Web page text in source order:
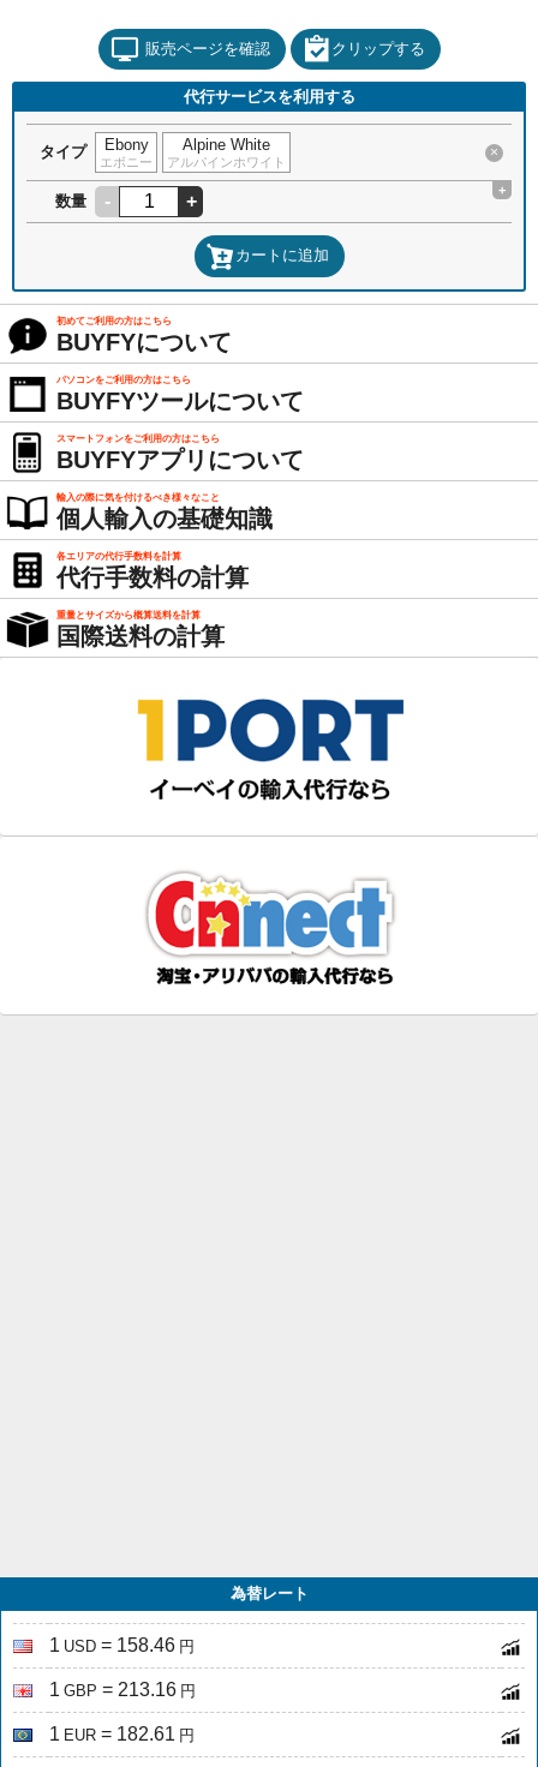
販売ページを確認 クリップする
代行サービスを利用する
タイプ Ebony
エボニー
Alpine White
アルパインホワイト
×
数量 - +
+
カートに追加
初めてご利用の方はこちら
BUYFYについて
パソコンをご利用の方はこちら
BUYFYツールについて
スマートフォンをご利用の方はこちら
BUYFYアプリについて
輸入の際に気を付けるべき様々なこと
個人輸入の基礎知識
各エリアの代行手数料を計算
代行手数料の計算
重量とサイズから概算送料を計算
国際送料の計算
為替レート
1 USD = 158.46 円
1 GBP = 213.16 円
1 EUR = 182.61 円